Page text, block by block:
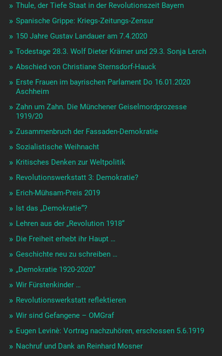
Thule, der Tiefe Staat in der Revolutionszeit Bayern
Spanische Grippe: Kriegs-Zeitungs-Zensur
150 Jahre Gustav Landauer am 7.4.2020
Todestage 28.3. Wolf Dieter Krämer und 29.3. Sonja Lerch
Abschied von Christiane Sternsdorf-Hauck
Erste Frauen im bayrischen Parlament Do 16.01.2020
Aschheim
Zahn um Zahn. Die Münchener Geiselmordprozesse
1919/20
Zusammenbruch der Fassaden-Demokratie
Sozialistische Weihnacht
Kritisches Denken zur Weltpolitik
Revolutionswerkstatt 3: Demokratie?
Erich-Mühsam-Preis 2019
Ist das „Demokratie“?
Lehren aus der „Revolution 1918“
Die Freiheit erhebt ihr Haupt …
Geschichte neu zu schreiben …
„Demokratie 1920-2020“
Wir Fürstenkinder …
Revolutionswerkstatt reflektieren
Wir sind Gefangene – OMGraf
Eugen Levinè: Vortrag nachzuhören, erschossen 5.6.1919
Nachruf und Dank an Reinhard Mosner